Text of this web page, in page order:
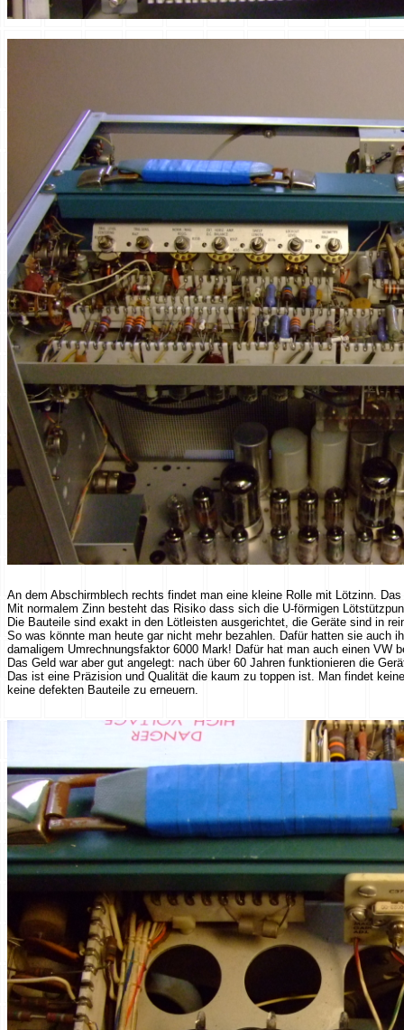
An dem Abschirmblech rechts findet man eine kleine Rolle mit Lötzinn.
Mit normalem Zinn besteht das Risiko dass sich die U-förmigen
Die Bauteile sind exakt in den Lötleisten ausgerichtet, die Geräte sind in
So was könnte man heute gar nicht mehr bezahlen. Dafür hatten sie auch
damaligem Umrechnungsfaktor 6000 Mark! Dafür hat man auch einen VW
Das Geld war aber gut angelegt: nach über 60 Jahren funktionieren die
Das ist eine Präzision und Qualität die kaum zu toppen ist. Man findet
keine defekten Bauteile zu erneuern.